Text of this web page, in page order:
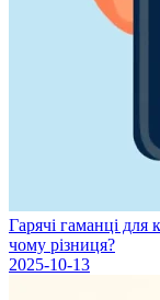
Гарячі гаманці
чому різниця?
2025-10-13